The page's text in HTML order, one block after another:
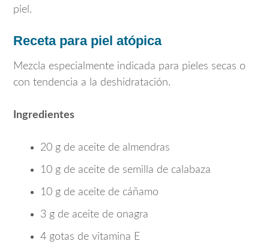
piel.
Receta para piel atópica
Mezcla especialmente indicada para pieles secas o
con tendencia a la deshidratación.
Ingredientes
20 g de aceite de almendras
10 g de aceite de semilla de calabaza
10 g de aceite de cáñamo
3 g de aceite de onagra
4 gotas de vitamina E